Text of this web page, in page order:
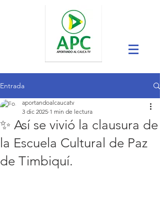
Entrada
✨ Así se vivió la clausura de
la Escuela Cultural de Paz
de Timbiquí.
aportandoalcaucatv
3 dic 2025 1 min de lectura